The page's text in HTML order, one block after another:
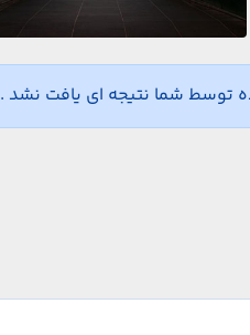
توسط شما نتیجه ای یافت نشد .